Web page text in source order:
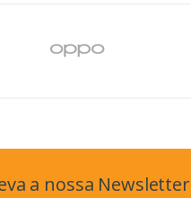
a nossa Newsletter